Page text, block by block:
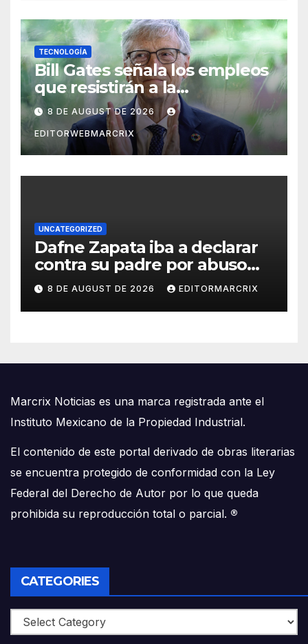
TECNOLOGÍA
Bill Gates señala los empleos
que resistirán a la
inteligencia artificial
8 DE AUGUST DE 2026
EDITORWEBMARCRIX
UNCATEGORIZED
Dafne Zapata iba a declarar
contra su padre por abuso
sexual
8 DE AUGUST DE 2026 EDITORMARCRIX
Marcrix Noticias es una marca registrada ante el
Instituto Mexicano de la Propiedad Industrial.
El contenido de este portal derivado de obras literarias
se encuentra protegido de conformidad con la Ley
Federal del Derecho de Autor por lo que queda
prohibida su reproducción total o parcial. ®
CATEGORIES
Categories